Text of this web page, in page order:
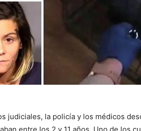
judiciales, la policía y los médicos